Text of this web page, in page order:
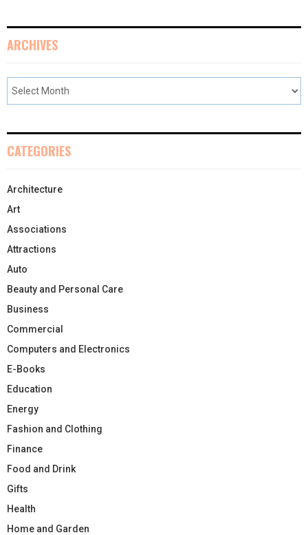
ARCHIVES
CATEGORIES
Architecture
Art
Associations
Attractions
Auto
Beauty and Personal Care
Business
Commercial
Computers and Electronics
E-Books
Education
Energy
Fashion and Clothing
Finance
Food and Drink
Gifts
Health
Home and Garden